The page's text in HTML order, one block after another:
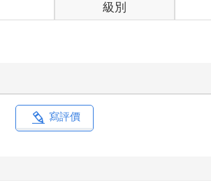
級別
寫評價